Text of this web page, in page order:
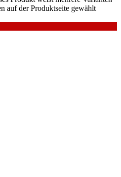
auf der Produktseite gewählt